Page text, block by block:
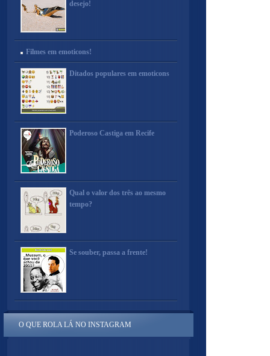
desejo!
Filmes em emoticons!
Ditados populares em emoticons
Poderoso Castiga em Recife
Qual o valor dos três ao mesmo
tempo?
Se souber, passa a frente!
O QUE ROLA LÁ NO INSTAGRAM